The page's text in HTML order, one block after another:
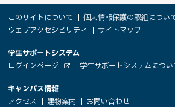
サ
イ
ト
報
このサイトについて
個人情報保護の取組につい
ウェブアクセシビリティ
サイトマップ
大
学
関
学生サポートシステム
ログインページ
イ
（
新
ィ
学生サポートシステムについ
キャンパス情報
アクセス
（ 建物案内
（ お問い合わせ